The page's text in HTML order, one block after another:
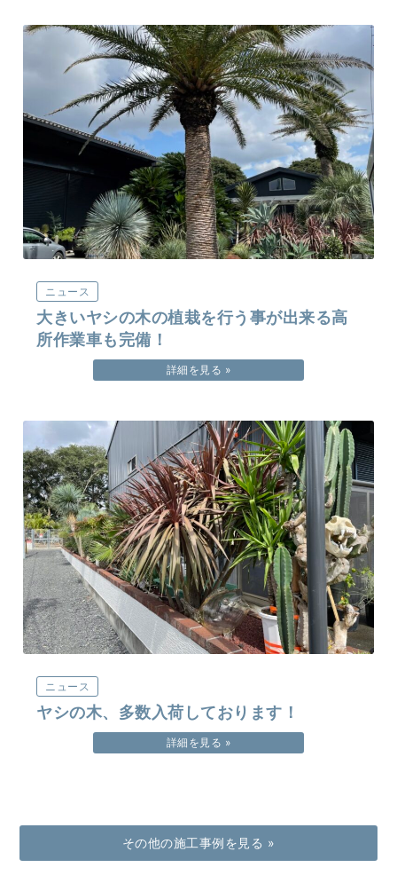
ニュース
大きいヤシの木の植栽を行う事が出来る高
所作業車も完備！
詳細を見る »
ニュース
ヤシの木、多数入荷しております！
詳細を見る »
その他の施工事例を見る »